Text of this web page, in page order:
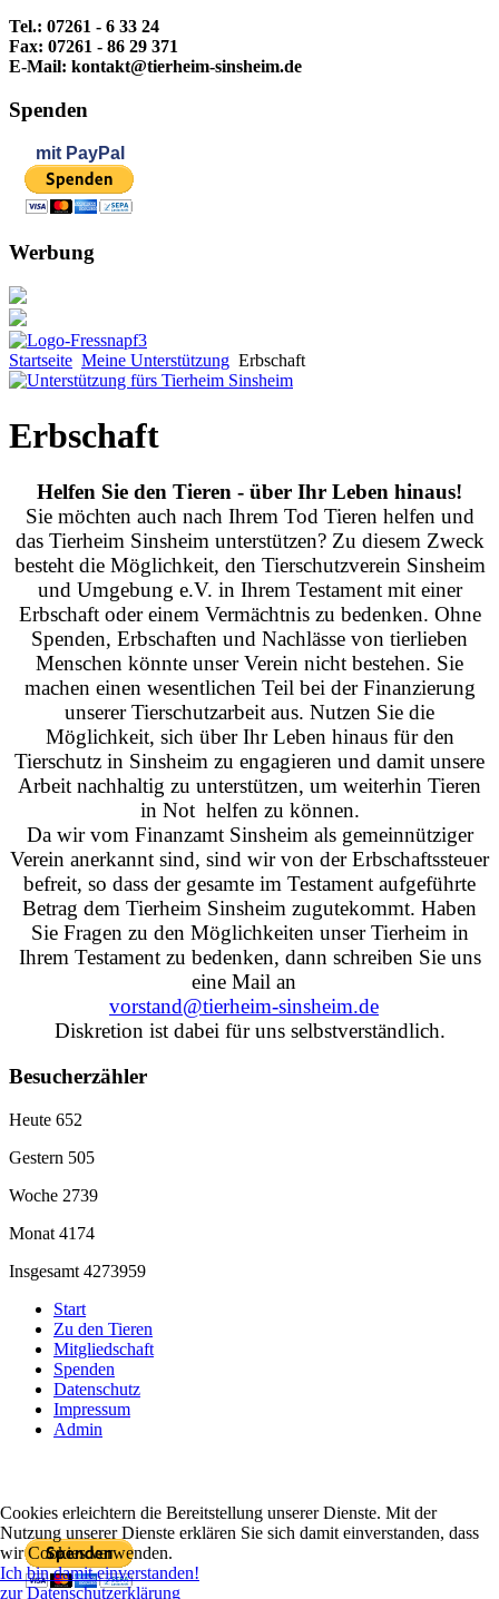
Tel.: 07261 - 6 33 24
Fax: 07261 - 86 29 371
E-Mail: kontakt@tierheim-sinsheim.de
Spenden
mit PayPal
Werbung
Startseite Meine Unterstützung Erbschaft
Erbschaft
Helfen Sie den Tieren - über Ihr Leben hinaus!
Sie möchten auch nach Ihrem Tod Tieren helfen und
das Tierheim Sinsheim unterstützen? Zu diesem Zweck
besteht die Möglichkeit, den Tierschutzverein Sinsheim
und Umgebung e.V. in Ihrem Testament mit einer
Erbschaft oder einem Vermächtnis zu bedenken. Ohne
Spenden, Erbschaften und Nachlässe von tierlieben
Menschen könnte unser Verein nicht bestehen. Sie
machen einen wesentlichen Teil bei der Finanzierung
unserer Tierschutzarbeit aus. Nutzen Sie die
Möglichkeit, sich über Ihr Leben hinaus für den
Tierschutz in Sinsheim zu engagieren und damit unsere
Arbeit nachhaltig zu unterstützen, um weiterhin Tieren
in Not helfen zu können.
Da wir vom Finanzamt Sinsheim als gemeinnütziger
Verein anerkannt sind, sind wir von der Erbschaftssteuer
befreit, so dass der gesamte im Testament aufgeführte
Betrag dem Tierheim Sinsheim zugutekommt. Haben
Sie Fragen zu den Möglichkeiten unser Tierheim in
Ihrem Testament zu bedenken, dann schreiben Sie uns
eine Mail an
vorstand@tierheim-sinsheim.de
Diskretion ist dabei für uns selbstverständlich.
Besucherzähler
Heute 652
Gestern 505
Woche 2739
Monat 4174
Insgesamt 4273959
Start
Zu den Tieren
Mitgliedschaft
Spenden
Datenschutz
Impressum
Admin
Mit PayPal spenden
Cookies erleichtern die Bereitstellung unserer Dienste. Mit der
Nutzung unserer Dienste erklären Sie sich damit einverstanden, dass
wir Cookies verwenden.
Ich bin damit einverstanden!
zur Datenschutzerklärung